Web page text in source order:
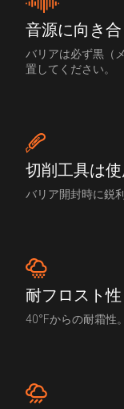
音源に向き
バリアは必ず黒（
置してください。
切削工具は
バリア開封時に鋭
耐フロスト
40°Fからの耐霜性。